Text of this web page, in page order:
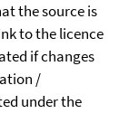
the source is
to the licence
if changes
/
under the